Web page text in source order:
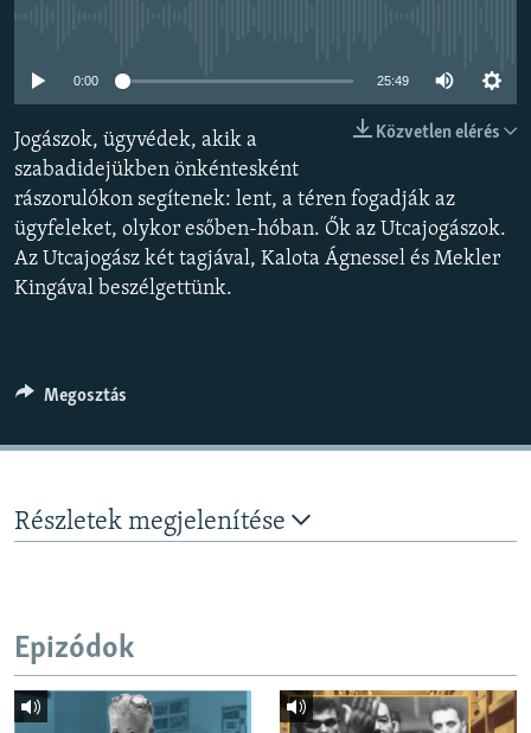
KLÍMAVÁLTOZÁS
A MÚLT TANULSÁGAI
KÖVESSEN MINKET!
0:00 25:49
Közvetlen elérés
Jogászok, ügyvédek, akik a
szabadidejükben önkéntesként
rászorulókon segítenek: lent, a téren fogadják az
ügyfeleket, olykor esőben-hóban. Ők az Utcajogászok.
Az Utcajogász két tagjával, Kalota Ágnessel és Mekler
Kingával beszélgettünk.
Megosztás
Részletek megjelenítése
Epizódok